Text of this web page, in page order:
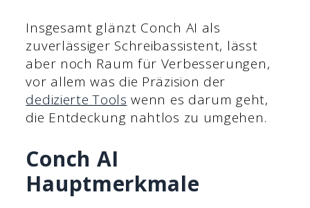
Insgesamt glänzt Conch AI als
zuverlässiger Schreibassistent, lässt
aber noch Raum für Verbesserungen,
vor allem was die Präzision der
dedizierte Tools wenn es darum geht,
die Entdeckung nahtlos zu umgehen.
Conch AI
Hauptmerkmale